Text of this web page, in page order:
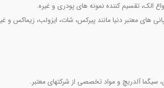
الک، تقسیم ­کننده نمونه­ های پودری و غیره.
های معتبر دنیا مانند پیرکس، شات، ایزولب، زیماکس و